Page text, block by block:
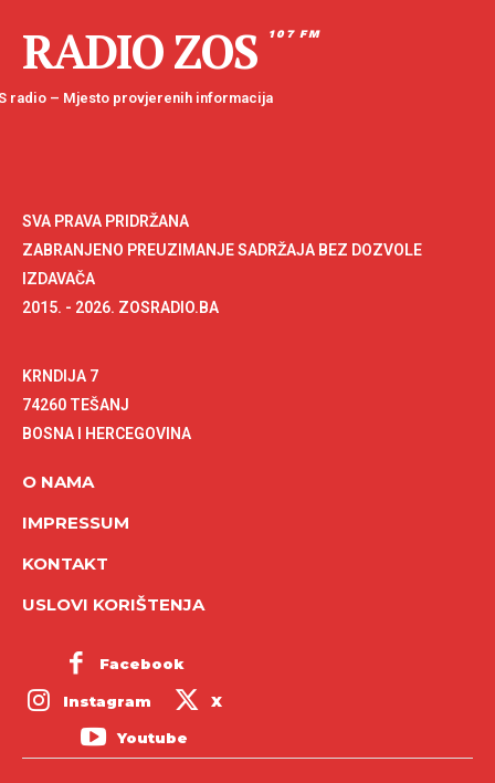
RADIO ZOS 107 FM
radio – Mjesto provjerenih informacija
SVA PRAVA PRIDRŽANA
ZABRANJENO PREUZIMANJE SADRŽAJA BEZ DOZVOLE
IZDAVAČA
2015. - 2026. ZOSRADIO.BA
KRNDIJA 7
74260 TEŠANJ
BOSNA I HERCEGOVINA
O NAMA
IMPRESSUM
KONTAKT
USLOVI KORIŠTENJA
Facebook
Instagram X
Youtube